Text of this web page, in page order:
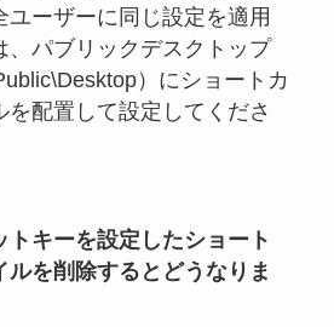
ユーザーに同じ設定を適用
、パブリックデスクトップ
）にショートカ
を配置して設定してくださ
トキーを設定したショート
ルを削除するとどうなりま